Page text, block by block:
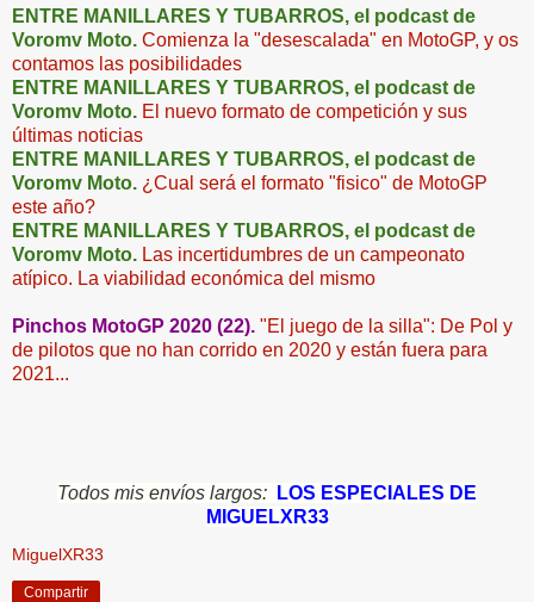
ENTRE MANILLARES Y TUBARROS, el podcast de
Voromv Moto. Comienza la "desescalada" en MotoGP, y os
contamos las posibilidades
ENTRE MANILLARES Y TUBARROS, el podcast de
Voromv Moto. El nuevo formato de competición y sus
últimas noticias
ENTRE MANILLARES Y TUBARROS, el podcast de
Voromv Moto. ¿Cual será el formato "fisico" de MotoGP
este año?
ENTRE MANILLARES Y TUBARROS, el podcast de
Voromv Moto. Las incertidumbres de un campeonato
atípico. La viabilidad económica del mismo
Pinchos MotoGP 2020 (22). "El juego de la silla": De Pol y
de pilotos que no han corrido en 2020 y están fuera para
2021...
Todos mis envíos largos:
LOS ESPECIALES DE
MIGUELXR33
MiguelXR33
Compartir